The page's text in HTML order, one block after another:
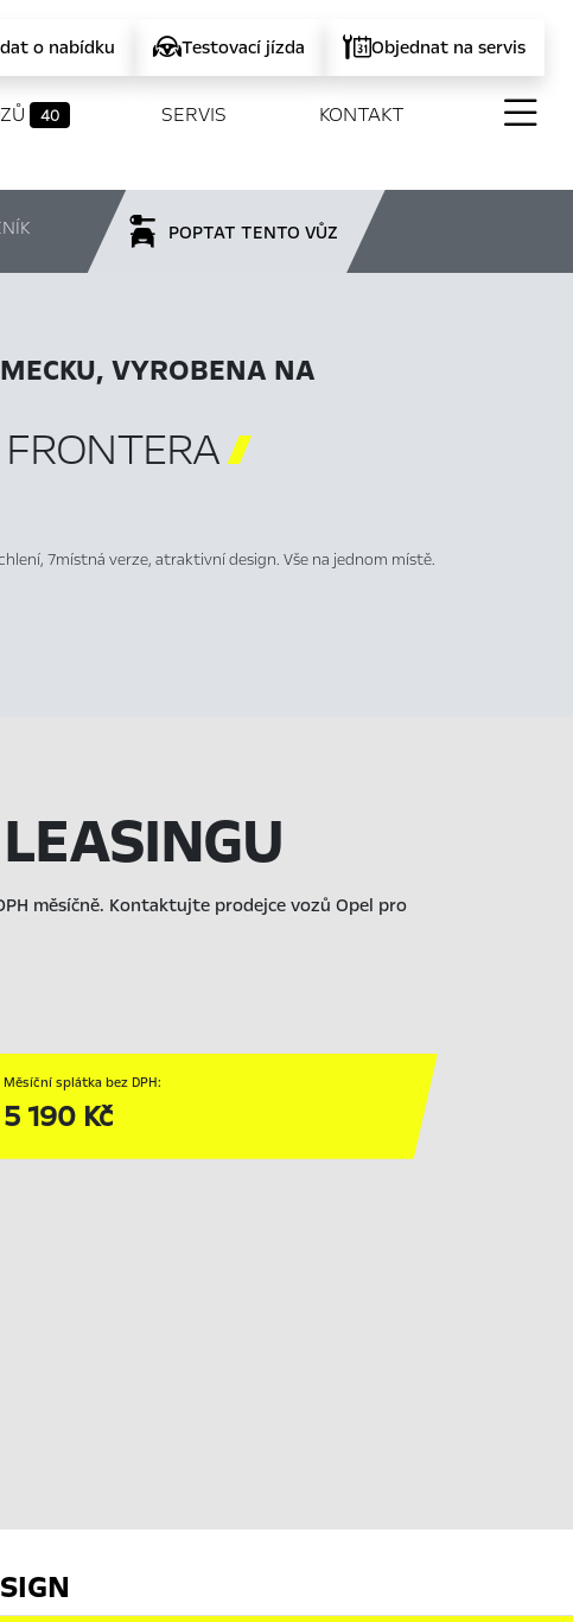
o nabídku Testovací jízda Objednat na servis
40 SERVIS KONTAKT
POPTAT TENTO VŮZ
VYROBENA NA

7místná verze, atraktivní design. Vše na jednom místě.
měsíčně. Kontaktujte prodejce vozů Opel pro
Měsíční splátka bez DPH:
5 190 Kč